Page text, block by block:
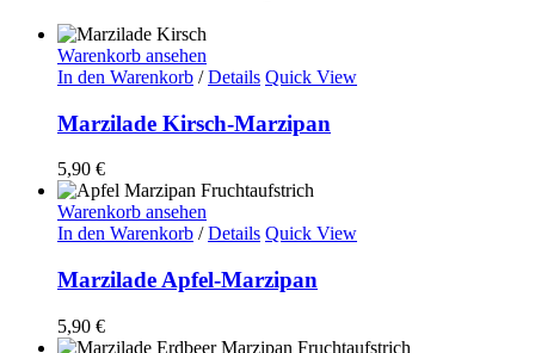
Warenkorb ansehen
In den Warenkorb / Details Quick View
Marzilade Kirsch-Marzipan
5,90 €
Warenkorb ansehen
In den Warenkorb / Details Quick View
Marzilade Apfel-Marzipan
5,90 €